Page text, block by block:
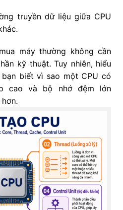
truyền dữ liệu giữa CPU
máy thường không cần
kỹ thuật. Tuy nhiên, hiểu
biết vì sao một CPU có
cao và bộ nhớ đệm lớn